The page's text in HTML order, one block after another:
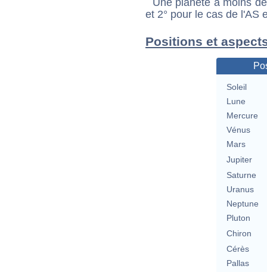
et 2° pour le cas de l'AS
Positions et
Soleil
Lune
Mercure
Vénus
Mars
Jupiter
Saturne
Uranus
Neptune
Pluton
Chiron
Cérès
Pallas